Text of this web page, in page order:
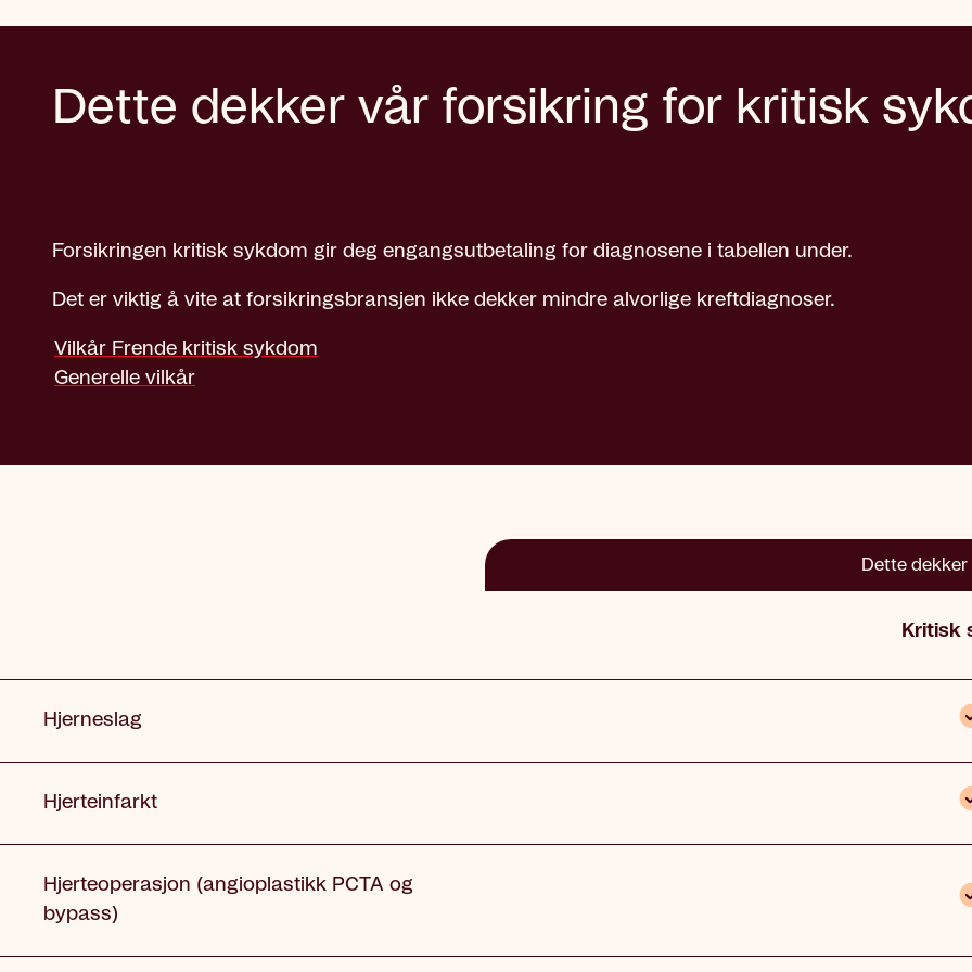
Dette dekker vår forsikring for kritisk
Forsikringen kritisk sykdom gir deg engangsutbetaling for diagnosene i tabellen under.
Det er viktig å vite at forsikringsbransjen ikke dekker mindre alvorlige kreftdiagnoser.
Vilkår Frende kritisk sykdom
Generelle vilkår
Dette
Kritisk
Hjerneslag
Hjerteinfarkt
Hjerteoperasjon (angioplastikk PCTA og
bypass)